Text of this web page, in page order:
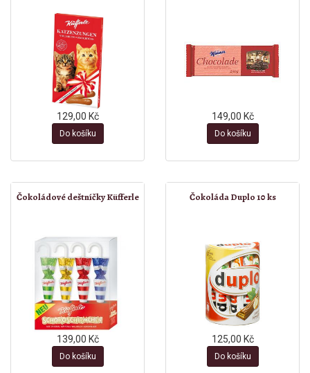
129,00 Kč
Do košíku
149,00 Kč
Do košíku
Čokoládové deštníčky Küfferle
139,00 Kč
Do košíku
Čokoláda Duplo 10 ks
125,00 Kč
Do košíku